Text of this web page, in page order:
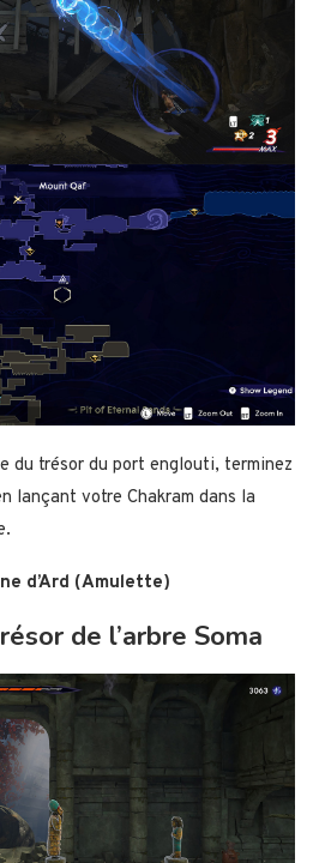
du trésor du port englouti, terminez
lançant votre Chakram dans la
d’Ard (Amulette)
de l’arbre Soma